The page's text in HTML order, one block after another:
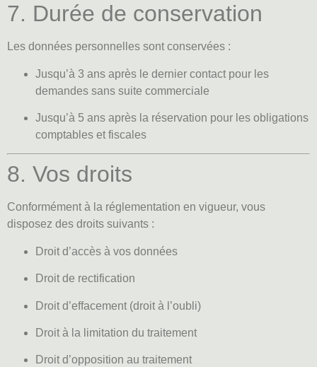
7. Durée de conservation
Les données personnelles sont conservées :
Jusqu’à 3 ans après le dernier contact pour les
demandes sans suite commerciale
Jusqu’à 5 ans après la réservation pour les obligations
comptables et fiscales
8. Vos droits
Conformément à la réglementation en vigueur, vous
disposez des droits suivants :
Droit d’accès à vos données
Droit de rectification
Droit d’effacement (droit à l’oubli)
Droit à la limitation du traitement
Droit d’opposition au traitement